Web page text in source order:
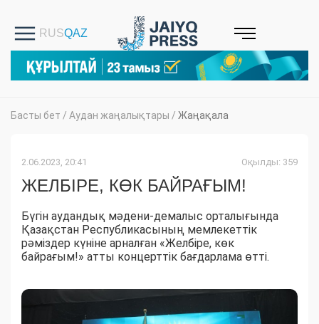
Басты бет / Аудан жаңалықтары / Жаңақала
2.06.2023, 20:41 Оқылды: 359
ЖЕЛБІРЕ, КӨК БАЙРАҒЫМ!
Бүгін аудандық мәдени-демалыс орталығында
Қазақстан Республикасының мемлекеттік
рәміздер күніне арналған «Желбіре, көк
байрағым!» атты концерттік бағдарлама өтті.